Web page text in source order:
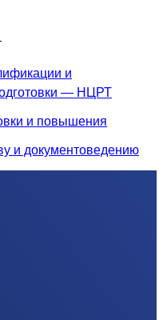
и
— НЦРТ
и повышения
и документоведению